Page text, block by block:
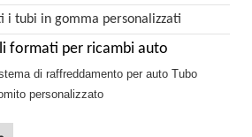
i tubi in gomma personalizzati
formati per ricambi auto